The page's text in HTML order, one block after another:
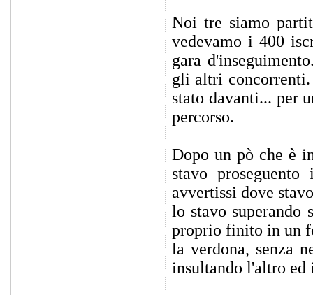
Noi tre siamo
vedevamo i 400
gara
gli altri concorrenti.
stato davanti... per
percorso.
Dopo un pò che è
stavo
avvertissi dove
lo stavo superando
proprio finito in un
la verdona, senza
insultando l'altro ed